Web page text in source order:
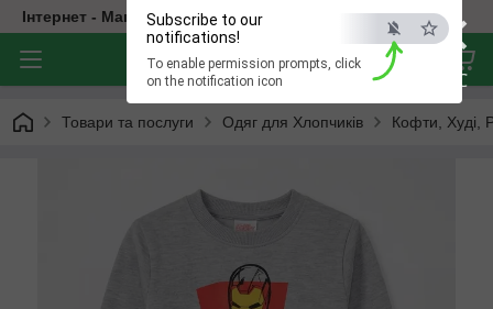
×
ESC
Subscribe to our
notifications!
To enable permission prompts, click
on the notification icon
Інтернет - Магазин Дитячого Одягу
Товари та послуги Одяг для Хлопчиків Кофти, Худі,